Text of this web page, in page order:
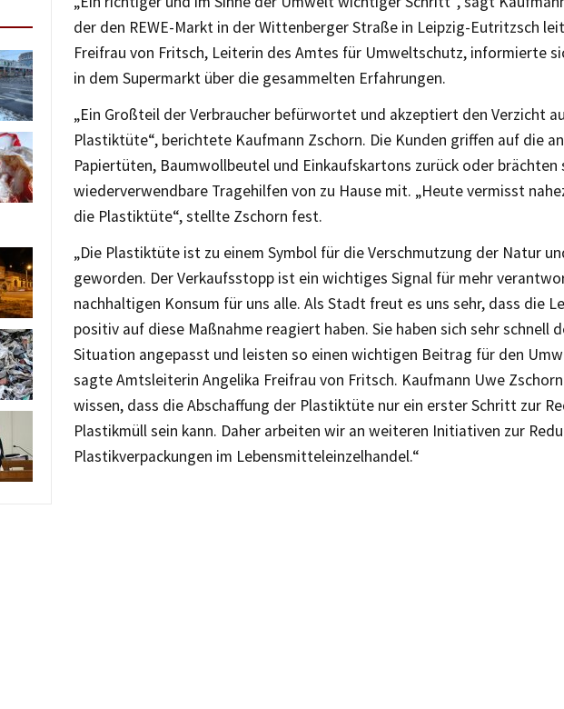
der den REWE-Markt in der Wittenberger Straße in Leipzig-Eutritzsch
Freifrau von Fritsch, Leiterin des Amtes für Umweltschutz, informierte
in dem Supermarkt über die gesammelten Erfahrungen.
„Ein Großteil der Verbraucher befürwortet und akzeptiert den Verzicht
Plastiktüte“, berichtete Kaufmann Zschorn. Die Kunden griffen auf die
Papiertüten, Baumwollbeutel und Einkaufskartons zurück oder brächten
wiederverwendbare Tragehilfen von zu Hause mit. „Heute vermisst
die Plastiktüte“, stellte Zschorn fest.
„Die Plastiktüte ist zu einem Symbol für die Verschmutzung der Natur
geworden. Der Verkaufsstopp ist ein wichtiges Signal für mehr
nachhaltigen Konsum für uns alle. Als Stadt freut es uns sehr, dass die
positiv auf diese Maßnahme reagiert haben. Sie haben sich sehr schnell
Situation angepasst und leisten so einen wichtigen Beitrag für den
sagte Amtsleiterin Angelika Freifrau von Fritsch. Kaufmann Uwe
wissen, dass die Abschaffung der Plastiktüte nur ein erster Schritt zur
Plastikmüll sein kann. Daher arbeiten wir an weiteren Initiativen zur
Plastikverpackungen im Lebensmitteleinzelhandel.“